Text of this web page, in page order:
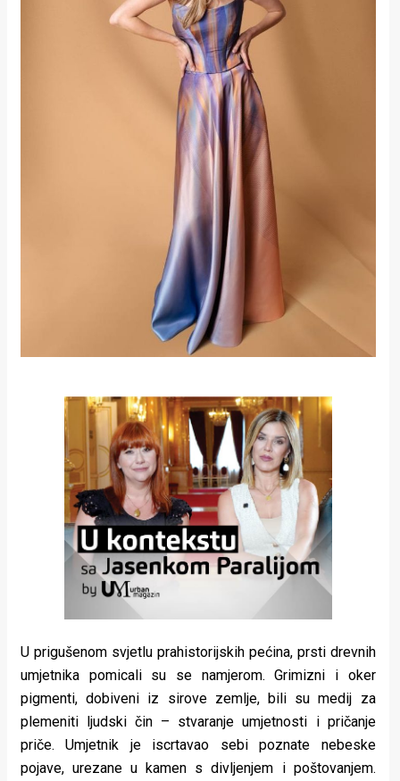
U prigušenom svjetlu prahistorijskih pećina, prsti drevnih
umjetnika pomicali su se namjerom. Grimizni i oker
pigmenti, dobiveni iz sirove zemlje, bili su medij za
plemeniti ljudski čin – stvaranje umjetnosti i pričanje
priče. Umjetnik je iscrtavao sebi poznate nebeske
pojave, urezane u kamen s divljenjem i poštovanjem.